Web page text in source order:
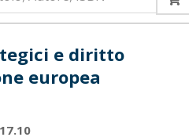
e diritto
europea
17.10Il